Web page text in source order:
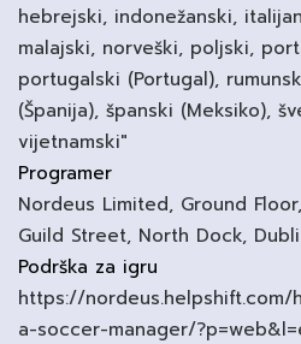
hebrejski, indonežanski,
malajski, norveški, poljski,
portugalski (Portugal),
(Španija), španski (Meksiko),
vijetnamski"
Programer
Nordeus Limited, Ground
Guild Street, North Dock,
Podrška za igru
https://
a-soccer-manager/